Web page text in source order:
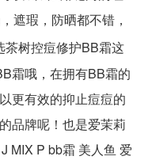
遮瑕，防晒都不错，
茶树控痘修护BB霜这
霜哦，在拥有BB霜的
更有效的抑止痘痘的
品牌呢！也是爱茉莉
MIX P bb霜 美人鱼 爱